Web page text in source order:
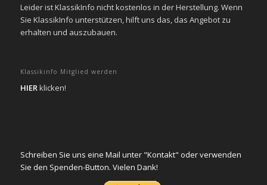
Leider ist KlassikInfo nicht kostenlos in der Herstellung. Wenn
Sie KlassikInfo unterstützen, hilft uns das, das Angebot zu
erhalten und auszubauen.
Klassikinfo Mitglied werden
HIERklicken!
Schreiben Sie uns eine Mail unter "Kontakt" oder verwenden
Sie den Spenden-Button. Vielen Dank!